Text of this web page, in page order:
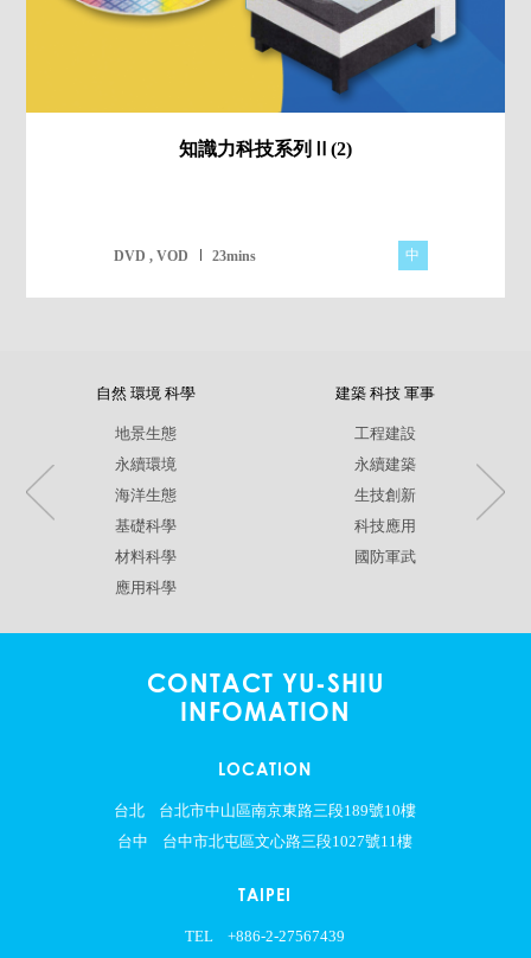
知識力科技系列Ⅱ(2)
DVD , VOD 23mins 中
自然 環境 科學
地景生態
永續環境
海洋生態
基礎科學
材料科學
應用科學
建築 科技 軍事
工程建設
永續建築
生技創新
科技應用
國防軍武
CONTACT YU-SHIU
INFOMATION
LOCATION
台北
台北市中山區南京東路三段189號10樓
台中
台中市北屯區文心路三段1027號11樓
TAIPEI
TEL +886-2-27567439